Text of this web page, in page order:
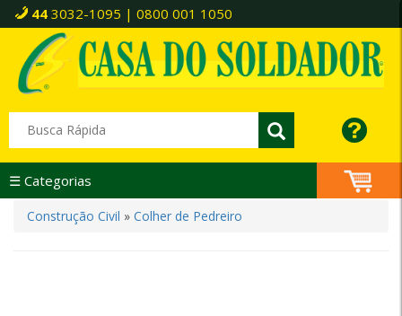
44 3032-1095 | 0800 001 1050
☰ Categorias
Construção Civil » Colher de Pedreiro